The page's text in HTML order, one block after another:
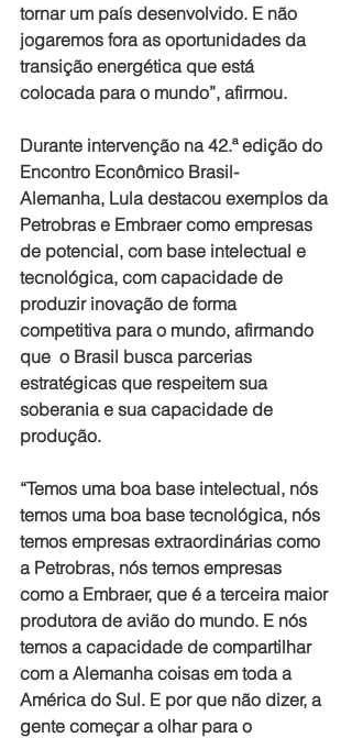
tornar um país desenvolvido. E não
jogaremos fora as oportunidades da
transição energética que está
colocada para o mundo”, afirmou.
Durante intervenção na 42.ª edição do
Encontro Econômico Brasil-
Alemanha, Lula destacou exemplos da
Petrobras e Embraer como empresas
de potencial, com base intelectual e
tecnológica, com capacidade de
produzir inovação de forma
competitiva para o mundo, afirmando
que  o Brasil busca parcerias
estratégicas que respeitem sua
soberania e sua capacidade de
produção.
“Temos uma boa base intelectual, nós
temos uma boa base tecnológica, nós
temos empresas extraordinárias como
a Petrobras, nós temos empresas
como a Embraer, que é a terceira maior
produtora de avião do mundo. E nós
temos a capacidade de compartilhar
com a Alemanha coisas em toda a
América do Sul. E por que não dizer, a
gente começar a olhar para o